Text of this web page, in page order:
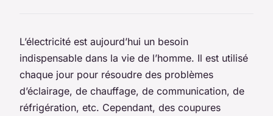
L’électricité est aujourd’hui un besoin
indispensable dans la vie de l’homme. Il est utilisé
chaque jour pour résoudre des problèmes
d’éclairage, de chauffage, de communication, de
réfrigération, etc. Cependant, des coupures